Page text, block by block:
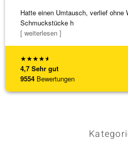
★★★★★
4,7 Sehr gut
9554 Bewertungen
Hatte einen Umtausch, verlief ohne
Schmuckstücke h
[ weiterlesen ]